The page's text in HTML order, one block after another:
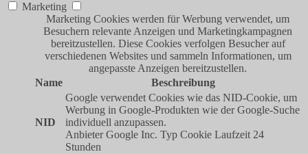
Marketing
Marketing Cookies werden für Werbung verwendet, um
Besuchern relevante Anzeigen und Marketingkampagnen
bereitzustellen. Diese Cookies verfolgen Besucher auf
verschiedenen Websites und sammeln Informationen, um
angepasste Anzeigen bereitzustellen.
Name
Beschreibung
NID
Google verwendet Cookies wie das NID-Cookie, um
Werbung in Google-Produkten wie der Google-Suche
individuell anzupassen.
Anbieter Google Inc. Typ Cookie Laufzeit 24
Stunden